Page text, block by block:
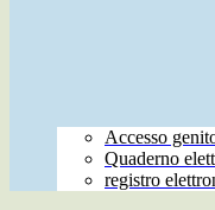
Accesso
Quaderno
registro